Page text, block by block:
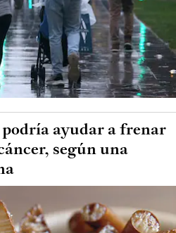
podría ayudar a frenar
según una